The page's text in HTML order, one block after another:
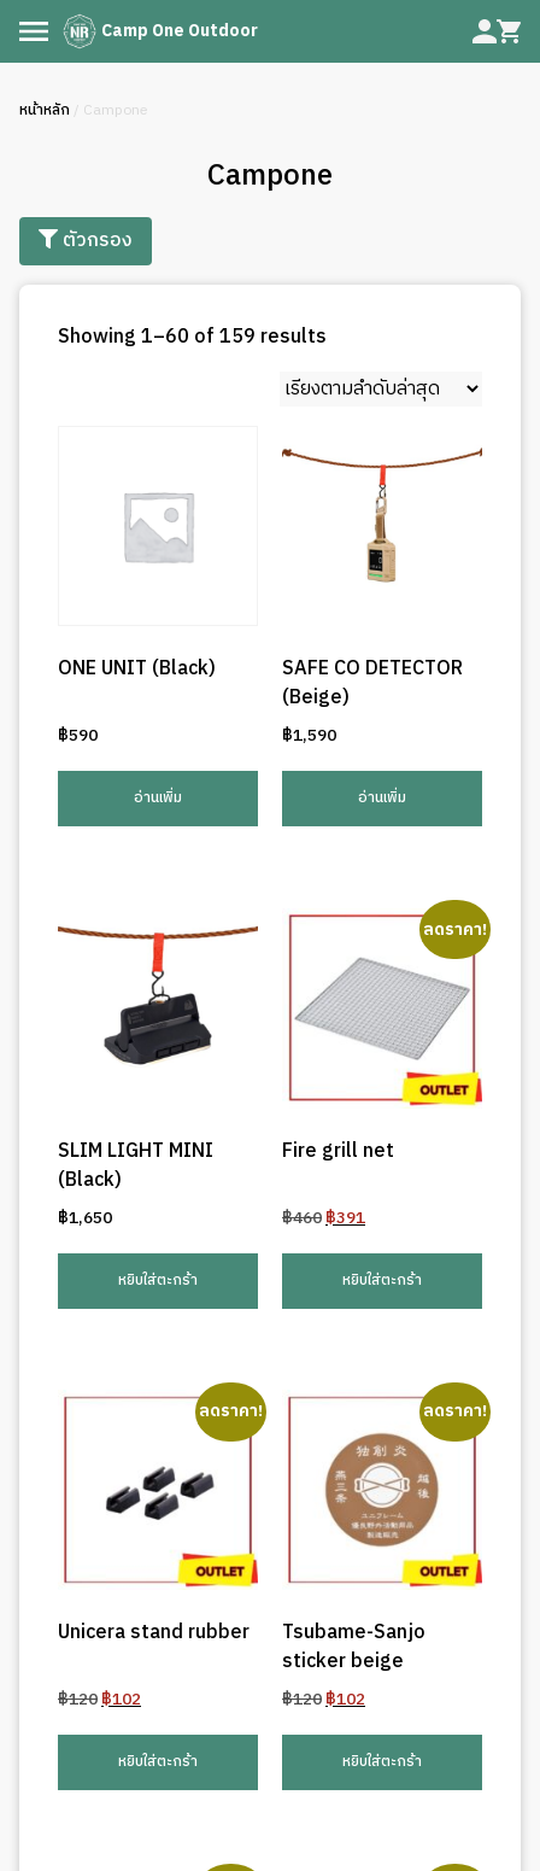
Camp One Outdoor
หน้าหลัก / Campone
Campone
ตัวกรอง
Showing 1–60 of 159 results
latest
ONE UNIT (Black)
฿590
อ่านเพิ่ม
SAFE CO DETECTOR
(Beige)
฿1,590
อ่านเพิ่ม
SLIM LIGHT MINI
(Black)
฿1,650
หยิบใส่ตะกร้า
ลดราคา!
Fire grill net
฿460Original
฿460.
฿391Current
is:
฿391.
หยิบใส่ตะกร้า
ลดราคา!
Unicera stand rubber
฿120Original
฿120.
฿102Current
is:
฿102.
หยิบใส่ตะกร้า
ลดราคา!
Tsubame-Sanjo
sticker beige
฿120Original
฿120.
฿102Current
is:
฿102.
หยิบใส่ตะกร้า